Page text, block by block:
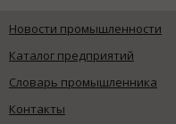
Новости промышленности
Каталог предприятий
Словарь промышленника
Контакты